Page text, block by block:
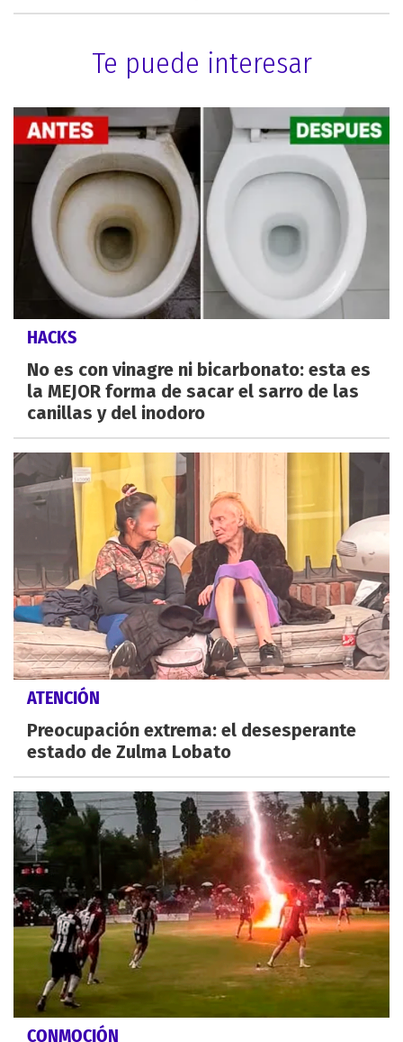
Te puede interesar
HACKS
No es con vinagre ni bicarbonato: esta es
la MEJOR forma de sacar el sarro de las
canillas y del inodoro
ATENCIÓN
Preocupación extrema: el desesperante
estado de Zulma Lobato
CONMOCIÓN